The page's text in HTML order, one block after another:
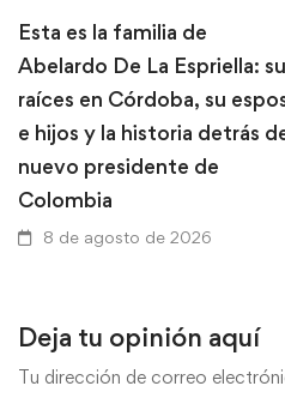
Esta es la familia de
Abelardo De La Espriella:
raíces en Córdoba, su
e hijos y la historia detrás
nuevo presidente de
Colombia
8 de agosto de 2026
Deja tu opinión aquí
Tu dirección de correo